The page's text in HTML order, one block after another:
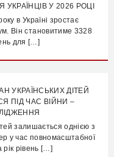
У 2026 РОЦІ
в Україні зростає
Він становитиме 3328
для […]
УКРАЇНСЬКИХ ДІТЕЙ
ПІД ЧАС ВІЙНИ –
залишається однією з
у час повномасштабної
рік рівень […]